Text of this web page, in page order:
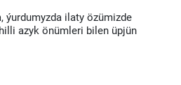
ýurdumyzda ilaty özümizde
azyk önümleri bilen üpjün